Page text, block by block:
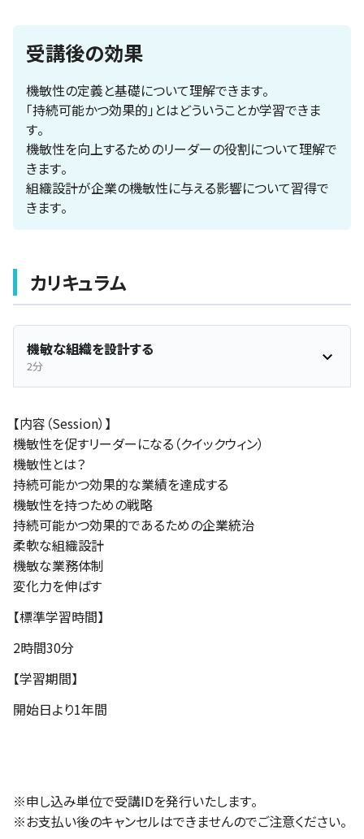
受講後の効果
機敏性の定義と基礎について理解できます。
「持続可能かつ効果的」とはどういうことか学習できま
す。
機敏性を向上するためのリーダーの役割について理解で
きます。
組織設計が企業の機敏性に与える影響について習得で
きます。
カリキュラム
機敏な組織を設計する
2分
【内容（Session）】
機敏性を促すリーダーになる（クイックウィン）
機敏性とは？
持続可能かつ効果的な業績を達成する
機敏性を持つための戦略
持続可能かつ効果的であるための企業統治
柔軟な組織設計
機敏な業務体制
変化力を伸ばす
【標準学習時間】
2時間30分
【学習期間】
開始日より1年間
※申し込み単位で受講IDを発行いたします。
※お支払い後のキャンセルはできませんのでご注意ください。